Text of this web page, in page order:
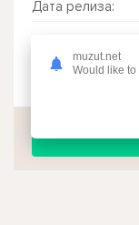
Дата релиза:
muzut.net
Would like